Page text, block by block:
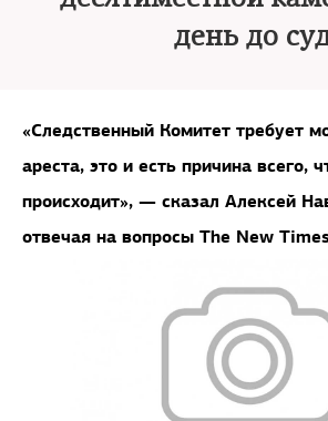
день до
«Следственный Комитет требует
ареста, это и есть причина всего,
происходит», — сказал Алексей
отвечая на вопросы The New